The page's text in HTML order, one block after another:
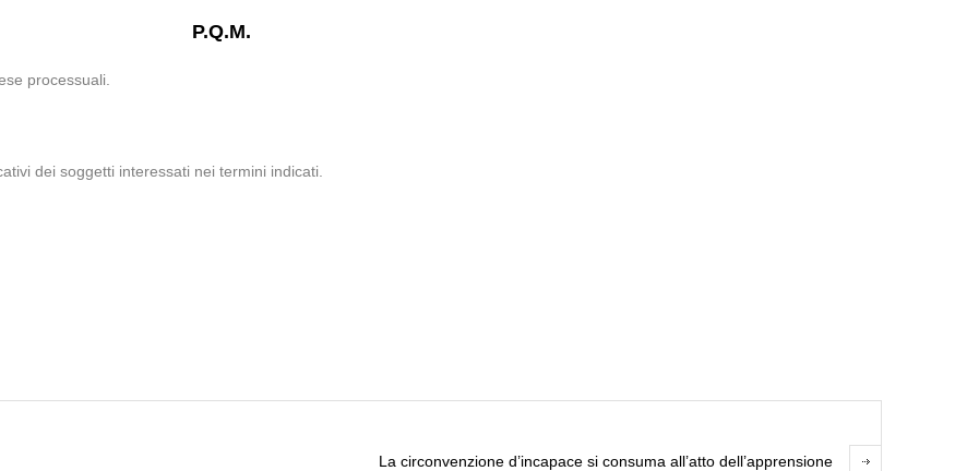
P.Q.M.
processuali.
dei soggetti interessati nei termini indicati.
La circonvenzione d’incapace si consuma all’atto dell’apprensione